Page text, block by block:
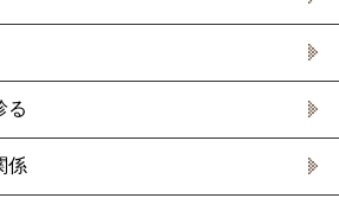
る
係